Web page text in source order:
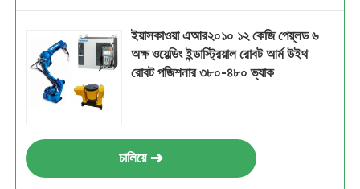
ইয়াসকাওয়া এআর২০১০ ১২ কেজি পেয়্লড ৬
অক্ষ ওয়েল্ডিং ইন্ডাস্ট্রিয়াল রোবট আর্ম উইথ
রোবট পজিশনার ৩৮০-৪৮০ ভ্যাক
চালিয়ে